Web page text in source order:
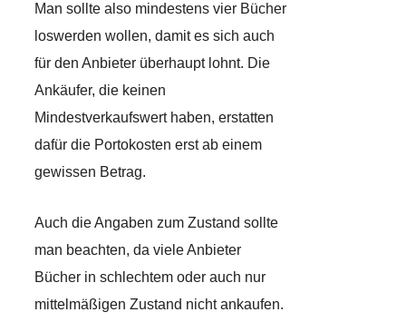
Man sollte also mindestens vier Bücher
loswerden wollen, damit es sich auch
für den Anbieter überhaupt lohnt. Die
Ankäufer, die keinen
Mindestverkaufswert haben, erstatten
dafür die Portokosten erst ab einem
gewissen Betrag.
Auch die Angaben zum Zustand sollte
man beachten, da viele Anbieter
Bücher in schlechtem oder auch nur
mittelmäßigen Zustand nicht ankaufen.